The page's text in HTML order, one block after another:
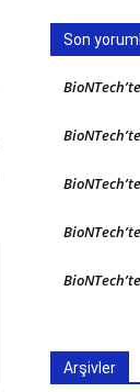
Son
Arşivler